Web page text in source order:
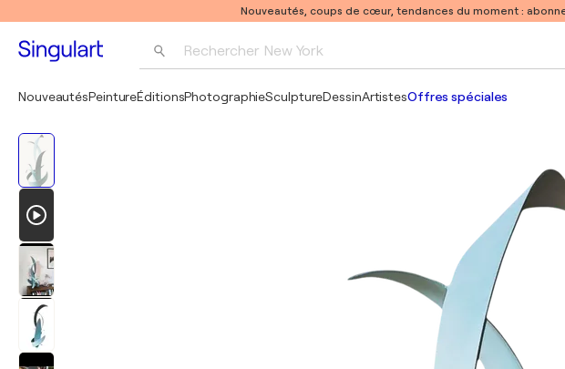
Nouveautés, coups de cœur, tendances du moment :
Rechercher New York
NouveautésPeintureÉditionsPhotographieSculptureDessinArtistesOffres spéciales